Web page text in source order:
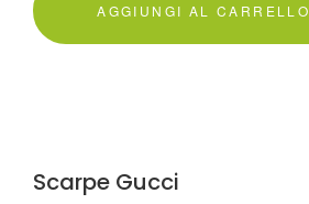
AGGIUNGI AL CARRELLO
Scarpe Gucci